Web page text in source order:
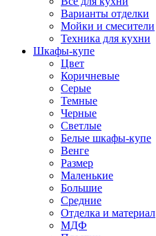
Варианты отделки
Мойки и смесители
Техника для кухни
Шкафы-купе
Цвет
Коричневые
Серые
Темные
Черные
Светлые
Белые шкафы-купе
Венге
Размер
Маленькие
Большие
Средние
Отделка и материал
МДФ